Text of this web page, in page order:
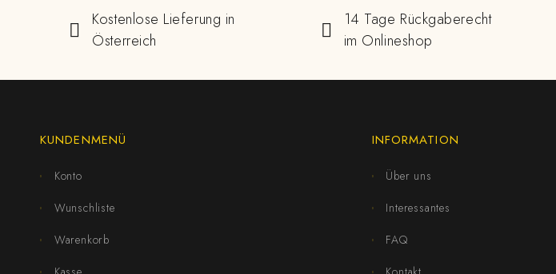
Kostenlose Lieferung in
Österreich
14 Tage Rückgaberecht
im Onlineshop
KUNDENMENÜ
Konto
Wunschliste
Warenkorb
INFORMATION
Über uns
Interessantes
FAQ